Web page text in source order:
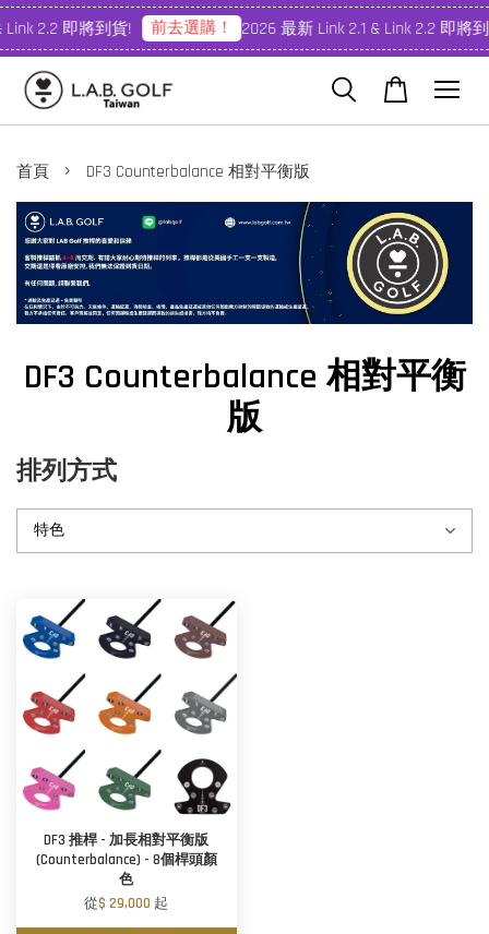
2.2 即將到貨! 前去選購！ 2026 最新 Link 2.1 & Link 2.2 即將到
首頁 › DF3 Counterbalance 相對平衡版
DF3 Counterbalance 相對平衡
版
排列方式
DF3 推桿 - 加長相對平衡版
(Counterbalance) - 8個桿頭顏
色
從$ 29,000 起